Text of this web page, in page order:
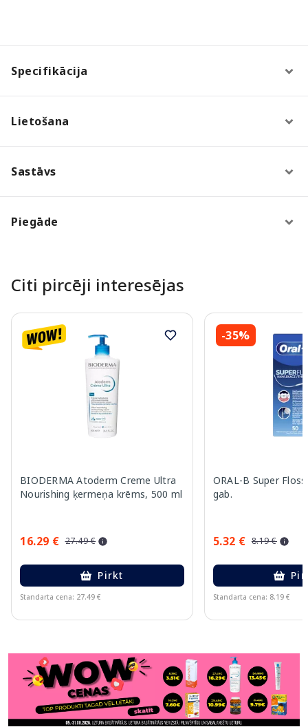
Specifikācija
Lietošana
Sastāvs
Piegāde
Citi pircēji interesējas
BIODERMA Atoderm Creme Ultra
Nourishing ķermeņa krēms, 500 ml
16.29 € 27.49 €
Pirkt
Standarta cena: 27.49 €
-35%
ORAL-B Super
gab.
5.32 € 8.19 €
Standarta cena: 8.19 €